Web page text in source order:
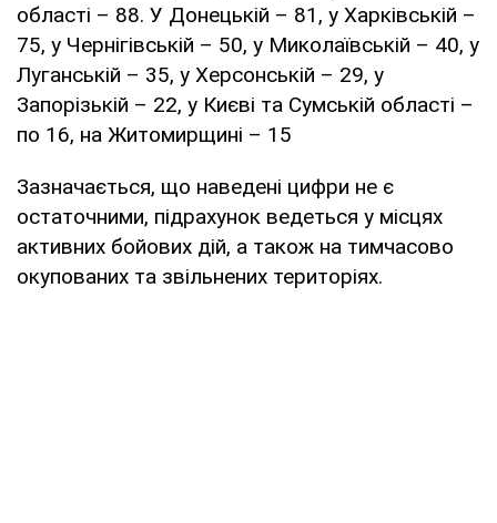
області – 88. У Донецькій – 81, у Харківській –
75, у Чернігівській – 50, у Миколаївській – 40, у
Луганській – 35, у Херсонській – 29, у
Запорізькій – 22, у Києві та Сумській області –
по 16, на Житомирщині – 15
Зазначається, що наведені цифри не є
остаточними, підрахунок ведеться у місцях
активних бойових дій, а також на тимчасово
окупованих та звільнених територіях.